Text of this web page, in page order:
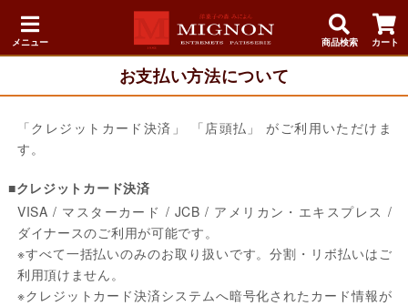
メニュー 商品検索 カート
お支払い方法について
「クレジットカード決済」 「店頭払」 がご利用いただけま
す。
■クレジットカード決済
VISA / マスターカード / JCB / アメリカン・エキスプレス /
ダイナースのご利用が可能です。
※すべて一括払いのみのお取り扱いです。分割・リボ払いはご
利用頂けません。
※クレジットカード決済システムへ暗号化されたカード情報が